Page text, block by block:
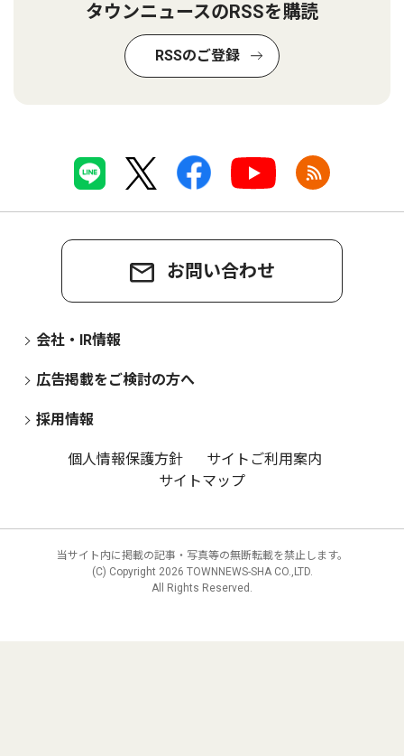
タウンニュースのRSSを購読
RSSのご登録
お問い合わせ
会社・IR情報
広告掲載をご検討の方へ
採用情報
個人情報保護方針
サイトご利用案内
サイトマップ
当サイト内に掲載の記事・写真等の無断転載を禁止します。
(C) Copyright 2026 TOWNNEWS-SHA CO.,LTD.
All Rights Reserved.